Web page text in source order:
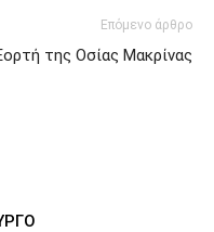
Επόμενο άρθρο
της Οσίας Μακρίνας